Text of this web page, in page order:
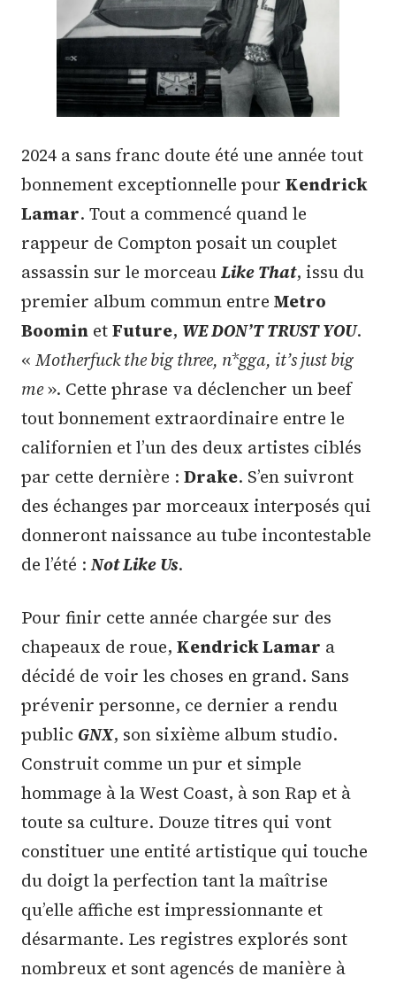
2024 a sans franc doute été une année tout
bonnement exceptionnelle pour Kendrick
Lamar. Tout a commencé quand le
rappeur de Compton posait un couplet
assassin sur le morceauLike That, issu du
premier album commun entre Metro
Boomin etFuture, WE DON’T TRUST YOU.
« Motherfuck the big three, n*gga, it’s just big
me». Cette phrase va déclencher un beef
tout bonnement extraordinaire entre le
californien et l’un des deux artistes ciblés
par cette dernière : Drake. S’en suivront
des échanges par morceaux interposés qui
donneront naissance au tube incontestable
de l’été : Not Like Us.
Pour finir cette année chargée sur des
chapeaux de roue, Kendrick Lamar a
décidé de voir les choses en grand. Sans
prévenir personne, ce dernier a rendu
publicGNX, son sixième album studio.
Construit comme un pur et simple
hommage à la West Coast, à son Rap et à
toute sa culture. Douze titres qui vont
constituer une entité artistique qui touche
du doigt la perfection tant la maîtrise
qu’elle affiche est impressionnante et
désarmante. Les registres explorés sont
nombreux et sont agencés de manière à